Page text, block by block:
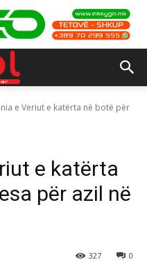
e Veriut e katërta në botë për
e katërta
për azil në
0
327